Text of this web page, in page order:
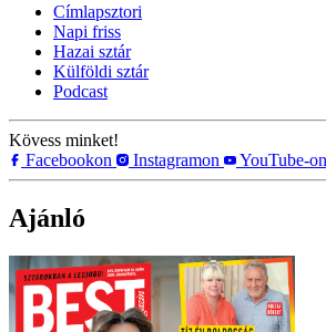
Címlapsztori
Napi friss
Hazai sztár
Külföldi sztár
Podcast
Kövess minket!
Facebookon
Instagramon YouTube-on
Ajánló